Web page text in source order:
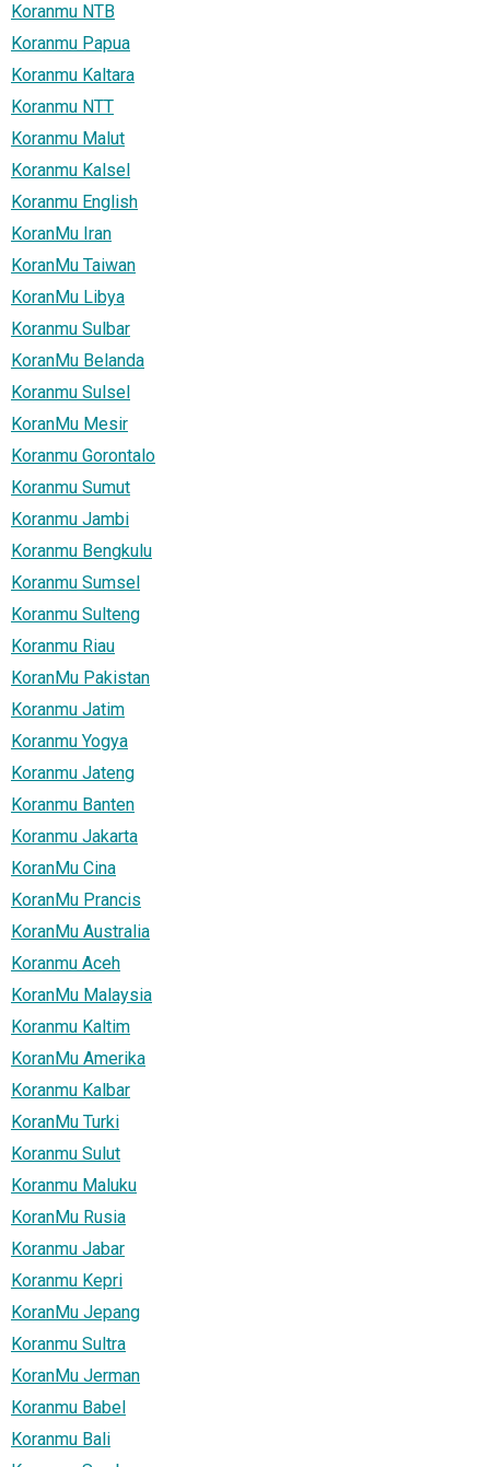
Koranmu NTB
Koranmu Papua
Koranmu Kaltara
Koranmu NTT
Koranmu Malut
Koranmu Kalsel
Koranmu English
KoranMu Iran
KoranMu Taiwan
KoranMu Libya
Koranmu Sulbar
KoranMu Belanda
Koranmu Sulsel
KoranMu Mesir
Koranmu Gorontalo
Koranmu Sumut
Koranmu Jambi
Koranmu Bengkulu
Koranmu Sumsel
Koranmu Sulteng
Koranmu Riau
KoranMu Pakistan
Koranmu Jatim
Koranmu Yogya
Koranmu Jateng
Koranmu Banten
Koranmu Jakarta
KoranMu Cina
KoranMu Prancis
KoranMu Australia
Koranmu Aceh
KoranMu Malaysia
Koranmu Kaltim
KoranMu Amerika
Koranmu Kalbar
KoranMu Turki
Koranmu Sulut
Koranmu Maluku
KoranMu Rusia
Koranmu Jabar
Koranmu Kepri
KoranMu Jepang
Koranmu Sultra
KoranMu Jerman
Koranmu Babel
Koranmu Bali